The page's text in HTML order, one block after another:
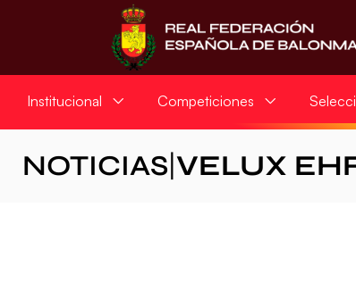
Institucional Competiciones
NOTICIAS VELUX